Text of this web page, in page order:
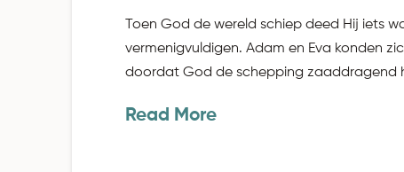
Toen God de wereld schiep deed Hij iets
vermenigvuldigen. Adam en Eva konden
doordat God de schepping zaaddragend
Read More